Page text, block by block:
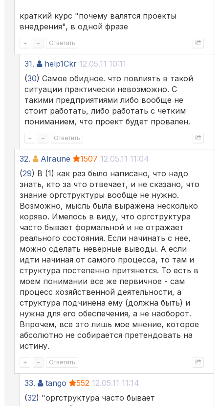
краткий курс "почему валятся проекты
внедрения", в одной фразе
+ – Ответить
31. help1Ckr 12.05.11 10:11
(30) Самое обидное. что повлиять в такой
ситуации практически невозможно. С
такими предприятиями либо вообще не
стоит работать, либо работать с четким
пониманием, что проект будет провален.
+ – Ответить
32. Alraune 1507 12.05.11 11:04
(29) В (1) как раз было написано, что надо
знать, кто за что отвечает, и не сказано, что
знание оргструктуры вообще не нужно.
Возможно, мысль была выражена несколько
коряво. Имелось в виду, что оргструктура
часто бывает формальной и не отражает
реального состояния. Если начинать с нее,
можно сделать неверные выводы. А если
идти начиная от самого процесса, то там и
структура постепенно притянется. То есть в
моем понимании все же первичное - сам
процесс хозяйственной деятельности, а
структура подчинена ему (должна быть) и
нужна для его обеспечения, а не наоборот.
Впрочем, все это лишь мое мнение, которое
абсолютно не собирается претендовать на
истину.
+ – Ответить
33. tango 552 12.05.11 11:14
(32) "оргструктура часто бывает